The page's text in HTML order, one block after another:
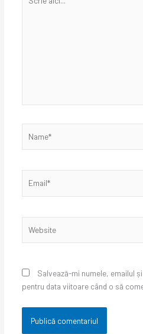
aici...
Salvează-mi numele, emailul
pentru data viitoare când o să